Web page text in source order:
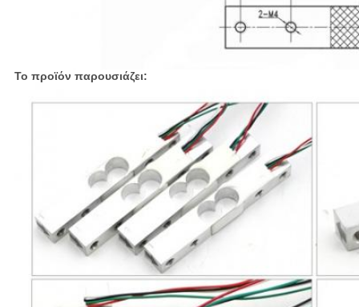
Το προϊόν παρουσιάζει: